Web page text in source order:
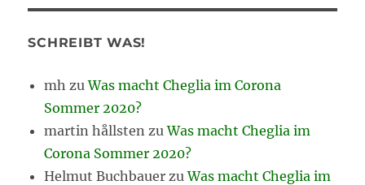
SCHREIBT WAS!
mh zuWas macht Cheglia im Corona
Sommer 2020?
martin hållsten zuWas macht Cheglia im
Corona Sommer 2020?
Helmut Buchbauer zuWas macht Cheglia im